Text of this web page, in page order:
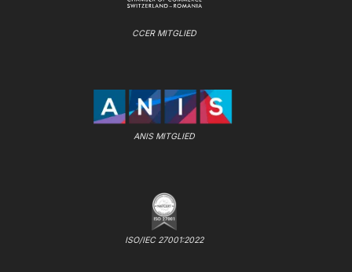
CCER MITGLIED
ANIS MITGLIED
ISO/IEC 27001:2022